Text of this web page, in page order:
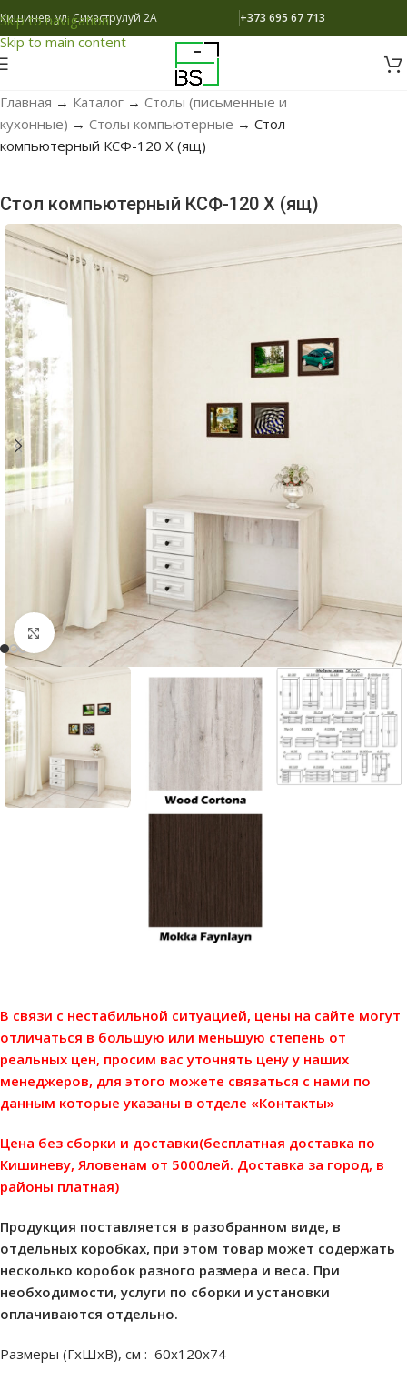
Skip to navigation
Skip to main content
Кишинев, ул. Сихаструлуй 2A +373 695 67 713
Главная → Каталог → Столы (письменные и
кухонные) → Столы компьютерные → Стол
компьютерный КСФ-120 Х (ящ)
Стол компьютерный КСФ-120 Х (ящ)
Нажмите, чтобы увеличить
В связи с нестабильной ситуацией, цены на сайте могут
отличаться в большую или меньшую степень от
реальных цен, просим вас уточнять цену у наших
менеджеров, для этого можете связаться с нами по
данным которые указаны в отделе «Контакты»
Цена без сборки и доставки(бесплатная доставка по
Кишиневу, Яловенам от 5000лей. Доставка за город, в
районы платная)
Продукция поставляется в разобранном виде, в
отдельных коробках, при этом товар может содержать
несколько коробок разного размера и веса. При
необходимости, услуги по сборки и установки
оплачиваются отдельно.
Размеры (ГхШхВ), см : 60х120х74